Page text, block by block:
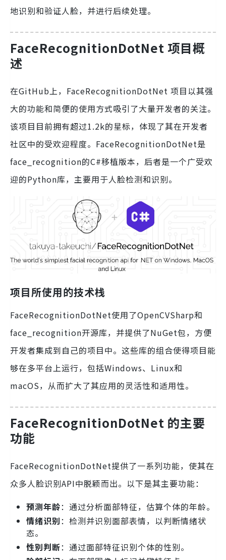
地识别和验证人脸，并进行后续处理。
FaceRecognitionDotNet 项目概
述
在GitHub上，FaceRecognitionDotNet 项目以其强
大的功能和简便的使用方式吸引了大量开发者的关注。
该项目目前拥有超过1.2k的星标，体现了其在开发者
社区中的受欢迎程度。FaceRecognitionDotNet是
face_recognition的C#移植版本，后者是一个广受欢
迎的Python库，主要用于人脸检测和识别。
项目所使用的技术栈
FaceRecognitionDotNet使用了OpenCVSharp和
face_recognition开源库，并提供了NuGet包，方便
开发者集成到自己的项目中。这些库的组合使得项目能
够在多平台上运行，包括Windows、Linux和
macOS，从而扩大了其应用的灵活性和适用性。
FaceRecognitionDotNet 的主要
功能
FaceRecognitionDotNet提供了一系列功能，使其在
众多人脸识别API中脱颖而出。以下是其主要功能：
预测年龄：通过分析面部特征，估算个体的年龄。
情绪识别：检测并识别面部表情，以判断情绪状
态。
性别判断：通过面部特征识别个体的性别。